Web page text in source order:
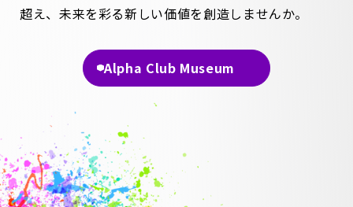
超え、未来を彩る新しい価値を創造しませんか。
Alpha Club Museum